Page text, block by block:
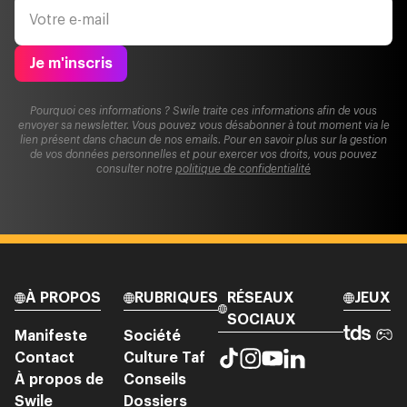
Je m'inscris
Pourquoi ces informations ? Swile traite ces informations afin de vous
envoyer sa newsletter. Vous pouvez vous désabonner à tout moment via le
lien présent dans chacun de nos emails. Pour en savoir plus sur la gestion
de vos données personnelles et pour exercer vos droits, vous pouvez
consulter notre politique de confidentialité
À PROPOS
Manifeste
Contact
À propos de
Swile
RUBRIQUES
Société
Culture Taf
Conseils
Dossiers
RÉSEAUX
SOCIAUX
JEUX